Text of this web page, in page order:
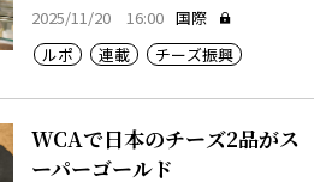
2025/11/20 16:00 国際
ルポ
連載 チーズ振興
WCAで日本のチーズ2品がス
ーパーゴールド